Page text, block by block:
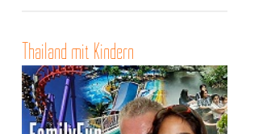
Thailand mit Kindern